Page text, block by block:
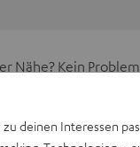
Nähe? Kein
deinen Interessen